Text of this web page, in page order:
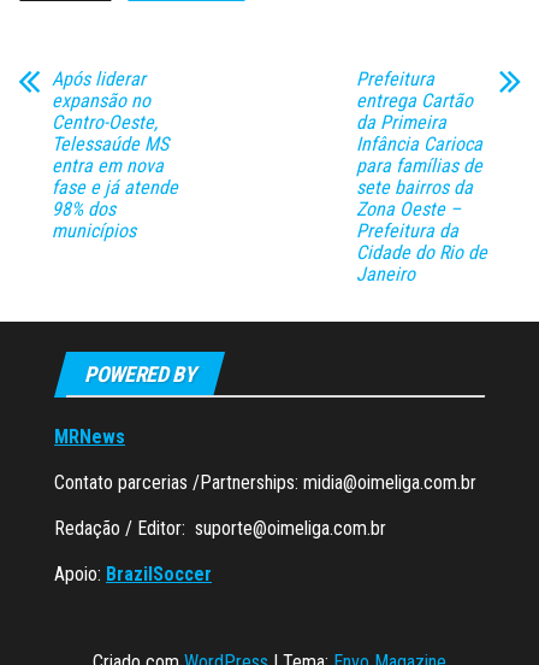
Após liderar
expansão no
Centro-Oeste,
Telessaúde MS
entra em nova
fase e já atende
98% dos
municípios
Prefeitura
entrega Cartão
da Primeira
Infância Carioca
para famílias de
sete bairros da
Zona Oeste –
Prefeitura da
Cidade do Rio de
Janeiro
POWERED BY
MRNews
Contato parcerias /Partnerships: midia@oimeliga.com.br
Redação / Editor: suporte@oimeliga.com.br
Apoio: BrazilSoccer